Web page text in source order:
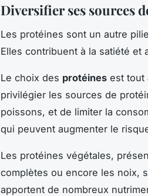
Diversifier ses sources
Les protéines sont un autre
Elles contribuent à la satiété et
Le choix des protéines est tout
privilégier les sources de
poissons, et de limiter la
qui peuvent augmenter le
Les protéines végétales,
complètes ou encore les noix,
apportent de nombreux